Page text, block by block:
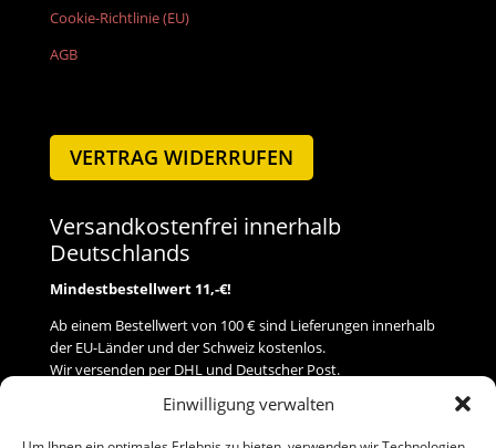
Einwilligung verwalten
Cookie-Richtlinie (EU)
AGB
VERTRAG WIDERRUFEN
Versandkostenfrei innerhalb
Deutschlands
Mindestbestellwert 11,-€!
Ab einem Bestellwert von 100 € sind Lieferungen innerhalb
der EU-Länder und der Schweiz kostenlos.
Wir versenden per DHL und Deutscher Post.
Versand